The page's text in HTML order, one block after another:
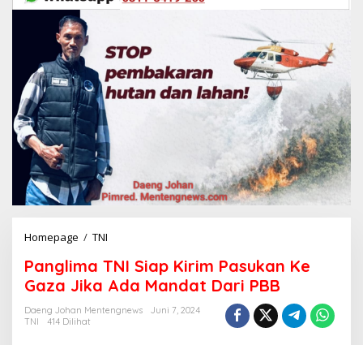
Homepage / TNI
n
g
l
i
Panglima TNI Siap Kirim Pasukan Ke
Gaza Jika Ada Mandat Dari PBB
Daeng Johan Mentengnews
Juni 7, 2024
TNI
414 Dilihat